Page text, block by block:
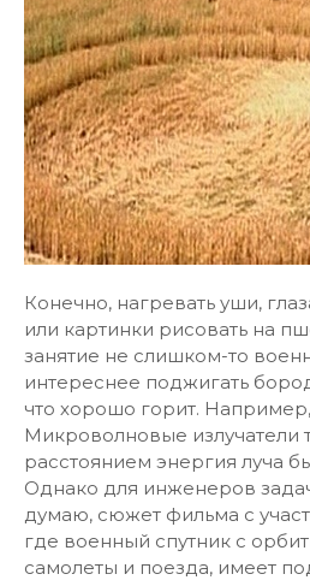
Конечно, нагревать уши,
или картинки рисовать на
занятие не слишком-то
интереснее поджигать
что хорошо горит.
Микроволновые излучатели
расстоянием энергия луча
Однако для инженеров
думаю, сюжет фильма с
где военный спутник с
самолеты и поезда, имеет